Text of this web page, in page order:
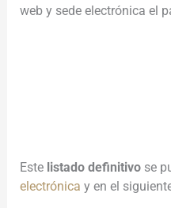
web y sede electrónica el
Este listado definitivose
electrónica y en el